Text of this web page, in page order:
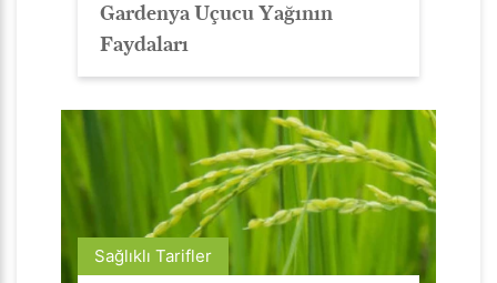
Gardenya Uçucu Yağının
Faydaları
Sağlıklı Tarifler